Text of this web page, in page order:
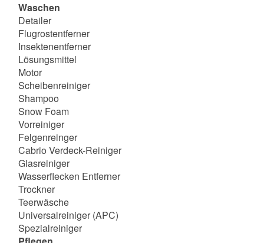
Waschen
Detailer
Flugrostentferner
Insektenentferner
Lösungsmittel
Motor
Scheibenreiniger
Shampoo
Snow Foam
Vorreiniger
Felgenreinger
Cabrio Verdeck-Reiniger
Glasreiniger
Wasserflecken Entferner
Trockner
Teerwäsche
Universalreiniger (APC)
Spezialreiniger